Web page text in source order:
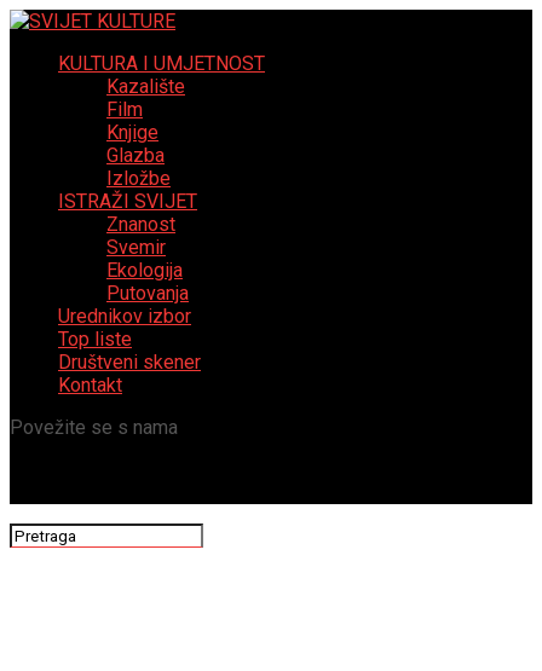
KULTURA I UMJETNOST
Kazalište
Film
Knjige
Glazba
Izložbe
ISTRAŽI SVIJET
Znanost
Svemir
Ekologija
Putovanja
Urednikov izbor
Top liste
Društveni skener
Kontakt
Povežite se s nama